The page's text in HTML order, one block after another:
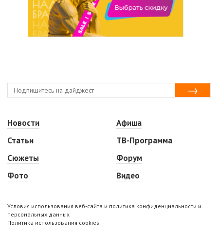
Новости
Статьи
Сюжеты
Фото
Афиша
ТВ-Программа
Форум
Видео
Условия использования веб-сайта и политика конфиденциальности и
персональных данных
Политика использования cookies